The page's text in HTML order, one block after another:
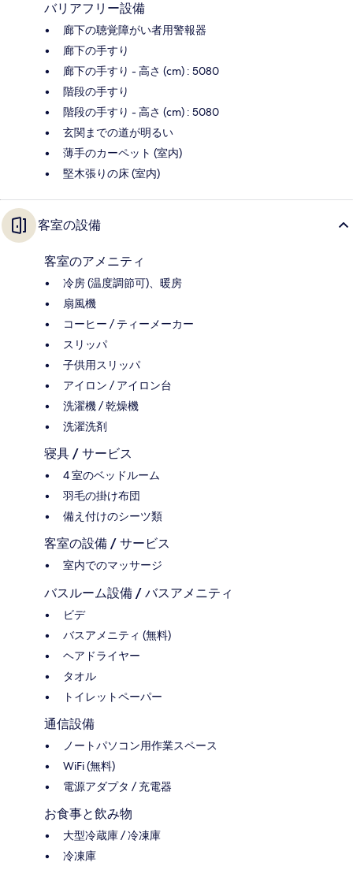
バリアフリー設備
廊下の聴覚障がい者用警報器
廊下の手すり
廊下の手すり - 高さ (cm) : 5080
階段の手すり
階段の手すり - 高さ (cm) : 5080
玄関までの道が明るい
薄手のカーペット (室内)
堅木張りの床 (室内)
客室の設備
客室のアメニティ
冷房 (温度調節可)、暖房
扇風機
コーヒー / ティーメーカー
スリッパ
子供用スリッパ
アイロン / アイロン台
洗濯機 / 乾燥機
洗濯洗剤
寝具 / サービス
4 室のベッドルーム
羽毛の掛け布団
備え付けのシーツ類
客室の設備 / サービス
室内でのマッサージ
バスルーム設備 / バスアメニティ
ビデ
バスアメニティ (無料)
ヘアドライヤー
タオル
トイレットペーパー
通信設備
ノートパソコン用作業スペース
WiFi (無料)
電源アダプタ / 充電器
お食事と飲み物
大型冷蔵庫 / 冷凍庫
冷凍庫